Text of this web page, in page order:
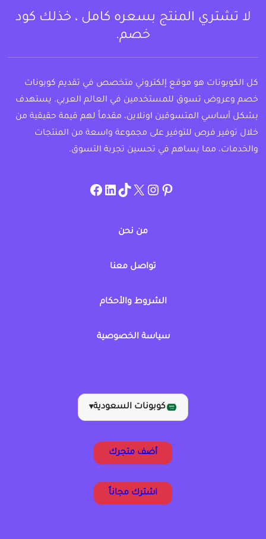
لا تشتري المنتج بسعره كامل ، خذلك كود
خصم.
كل الكوبونات هو موقع إلكتروني متخصص في تقديم كوبونات
خصم وعروض تسوق للمستخدمين في العالم العربي. يستهدف
بشكل أساسي المتسوقين اونلاين، مقدماً لهم قيمة حقيقية من
خلال توفير فرص للتوفير على مجموعة واسعة من المنتجات
والخدمات، مما يساهم في تحسين تجربة التسوق.
pinterest
allcouponat
twitter
TikTok
linkedin
facebook
من نحن
تواصل معنا
الشروط والأحكام
سياسة الخصوصية
كوبونات السعودية▾
أضف متجرك
اشترك مجاناً